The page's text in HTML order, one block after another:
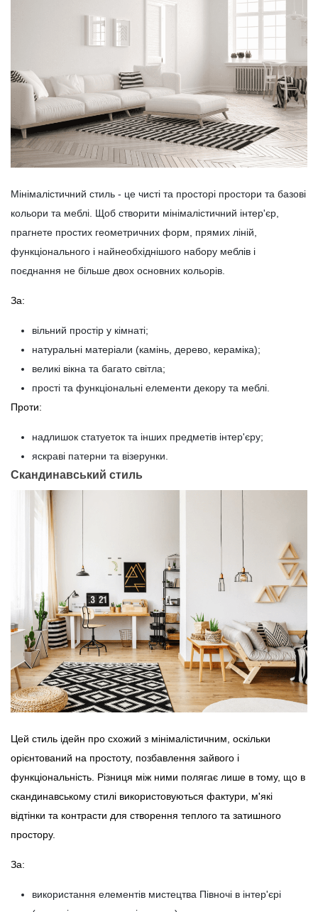
Мінімалістичний стиль - це чисті та просторі простори та базові
кольори та меблі. Щоб створити мінімалістичний інтер'єр,
прагнете простих геометричних форм, прямих ліній,
функціонального і найнеобхіднішого набору меблів і
поєднання не більше двох основних кольорів.
За:
вільний простір у кімнаті;
натуральні матеріали (камінь, дерево, кераміка);
великі вікна та багато світла;
прості та функціональні елементи декору та меблі.
Проти:
надлишок статуеток та інших предметів інтер'єру;
яскраві патерни та візерунки.
Скандинавський стиль
Цей стиль ідейн про схожий з мінімалістичним, оскільки
орієнтований на простоту, позбавлення зайвого і
функціональність. Різниця між ними полягає лише в тому, що в
скандинавському стилі використовуються фактури, м'які
відтінки та контрасти для створення теплого та затишного
простору.
За:
використання елементів мистецтва Півночі в інтер'єрі